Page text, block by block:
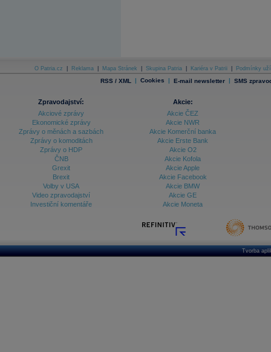
O Patria.cz Reklama Mapa Stránek Skupina Patria Kariéra v Patrii Podmínky
RSS / XML | Cookies | E-mail newsletter | SMS
Zpravodajství:
Akciové zprávy
Ekonomické zprávy
Zprávy o měnách a sazbách
Zprávy o komoditách
Zprávy o HDP
ČNB
Grexit
Brexit
Volby v USA
Video zpravodajství
Investiční komentáře
Akcie:
Akcie ČEZ
Akcie NWR
Akcie Komerční banka
Akcie Erste Bank
Akcie O2
Akcie Kofola
Akcie Apple
Akcie Facebook
Akcie BMW
Akcie GE
Akcie Moneta
Tvorba